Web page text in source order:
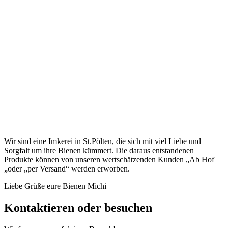
Wir sind eine Imkerei in St.Pölten, die sich mit viel Liebe und
Sorgfalt um ihre Bienen kümmert. Die daraus entstandenen
Produkte können von unseren wertschätzenden Kunden „Ab Hof
„oder „per Versand“ werden erworben.
Liebe Grüße eure Bienen Michi
Kontaktieren oder besuchen